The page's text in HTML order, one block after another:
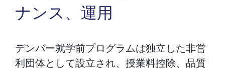
ナンス、運用
デンバー就学前プログラムは独立した非営
利団体として設立され、授業料控除、品質